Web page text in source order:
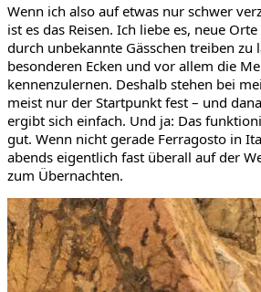
Wenn ich also auf etwas nur schwer
ist es das Reisen. Ich liebe es, neue
durch unbekannte Gässchen treiben zu
besonderen Ecken und vor allem die
kennenzulernen. Deshalb stehen bei
meist nur der Startpunkt fest – und
ergibt sich einfach. Und ja: Das
gut. Wenn nicht gerade Ferragosto in
abends eigentlich fast überall auf der
zum Übernachten.